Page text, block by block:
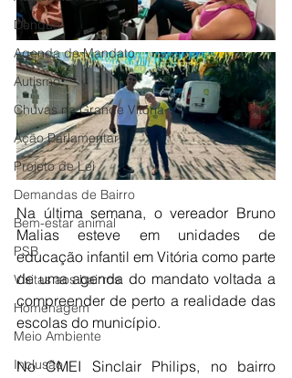
Dengue
Agenda de Mandato
Autismo
Chuvas na Grande Vitória
Ação Parlamentar
Projeto de Lei
Demandas de Bairro
Bem-estar animal
PSB
Visitas aos bairros
Homenagem
Meio Ambiente
Inclusão
Na última semana, o vereador Bruno
Malias esteve em unidades de
educação infantil em Vitória como parte
de uma agenda do mandato voltada a
compreender de perto a realidade das
escolas do município.
No CMEI Sinclair Philips, no bairro